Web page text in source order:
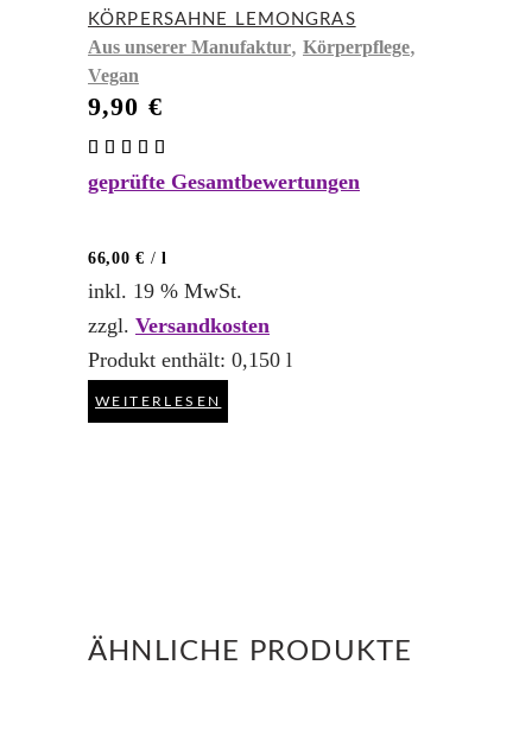
KÖRPERSAHNE LEMONGRAS
Aus unserer Manufaktur, Körperpflege,
Vegan
9,90 €
5.00
geprüfte Gesamtbewertungen
66,00€ /l
inkl. 19 % MwSt.
zzgl. Versandkosten
Produkt enthält: 0,150 l
WEITERLESEN
ÄHNLICHE PRODUKTE